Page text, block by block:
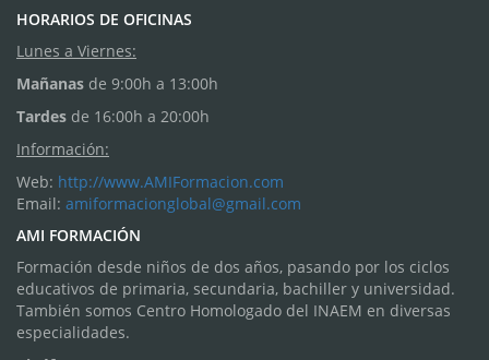
HORARIOS DE OFICINAS
Lunes a Viernes:
Mañanas de 9:00h a 13:00h
Tardes de 16:00h a 20:00h
Información:
Web: http://www.AMIFormacion.com
Email: amiformacionglobal@gmail.com
AMI FORMACIÓN
Formación desde niños de dos años, pasando por los ciclos
educativos de primaria, secundaria, bachiller y universidad.
También somos Centro Homologado del INAEM en diversas
especialidades.